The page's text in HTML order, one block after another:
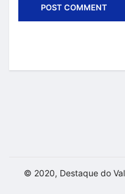
© 2020, Destaque do